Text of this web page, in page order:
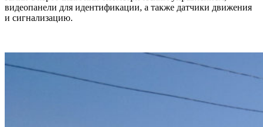
видеопанели для идентификации, а также датчики движения
и сигнализацию.